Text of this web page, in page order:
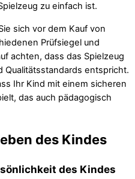
zu einfach ist.
sich vor dem Kauf von
Prüfsiegel und
achten, dass das Spielzeug
entspricht.
Ihr Kind mit einem sicheren
das auch pädagogisch
des Kindes
des Kindes